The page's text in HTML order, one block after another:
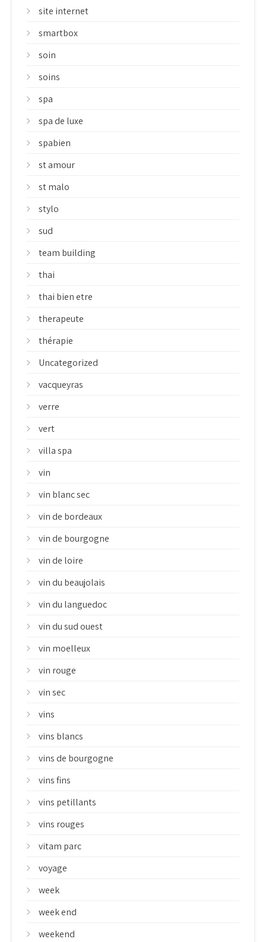
site internet
smartbox
soin
soins
spa
spa de luxe
spabien
st amour
st malo
stylo
sud
team building
thai
thai bien etre
therapeute
thérapie
Uncategorized
vacqueyras
verre
vert
villa spa
vin
vin blanc sec
vin de bordeaux
vin de bourgogne
vin de loire
vin du beaujolais
vin du languedoc
vin du sud ouest
vin moelleux
vin rouge
vin sec
vins
vins blancs
vins de bourgogne
vins fins
vins petillants
vins rouges
vitam parc
voyage
week
week end
weekend